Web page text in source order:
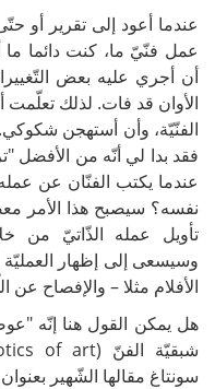
عندما أعود إلى تقرير أو
عمل فنّيّ ما، كنت دائما
أن أجري عليه بعض
الأوان قد فات. لذلك تعلّمت
الفنّيّة، وأن أستهجن
فقد بدا لي أنّه من الأفضل
عندما يكتب الفنّان عن
نفسه؟ سيصبح هذا الأمر
تأويل عمله الذّاتيّ من
وسيسعى إلى إظهار
الأفلام مثلا – والإفصاح عن
هل يمكن القول هنا إنّه
سونتاغ مقالها الشّهير